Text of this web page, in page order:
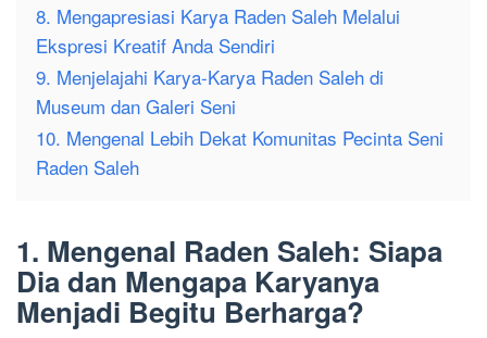
8. Mengapresiasi Karya Raden Saleh Melalui
Ekspresi Kreatif Anda Sendiri
9. Menjelajahi Karya-Karya Raden Saleh di
Museum dan Galeri Seni
10. Mengenal Lebih Dekat Komunitas Pecinta Seni
Raden Saleh
1. Mengenal Raden Saleh: Siapa
Dia dan Mengapa Karyanya
Menjadi Begitu Berharga?